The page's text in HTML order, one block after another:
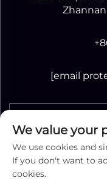
[email
We value your
We use cookies and
If you don't want to
cookies.